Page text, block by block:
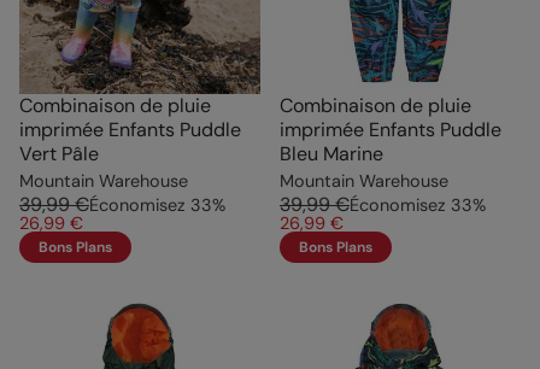
Combinaison de pluie
imprimée Enfants Puddle
Vert Pâle
Mountain Warehouse
39,99 €Économisez 33%
26,99 €
Bons Plans
Combinaison de pluie
imprimée Enfants Puddle
Bleu Marine
Mountain Warehouse
39,99 €Économisez 33%
26,99 €
Bons Plans